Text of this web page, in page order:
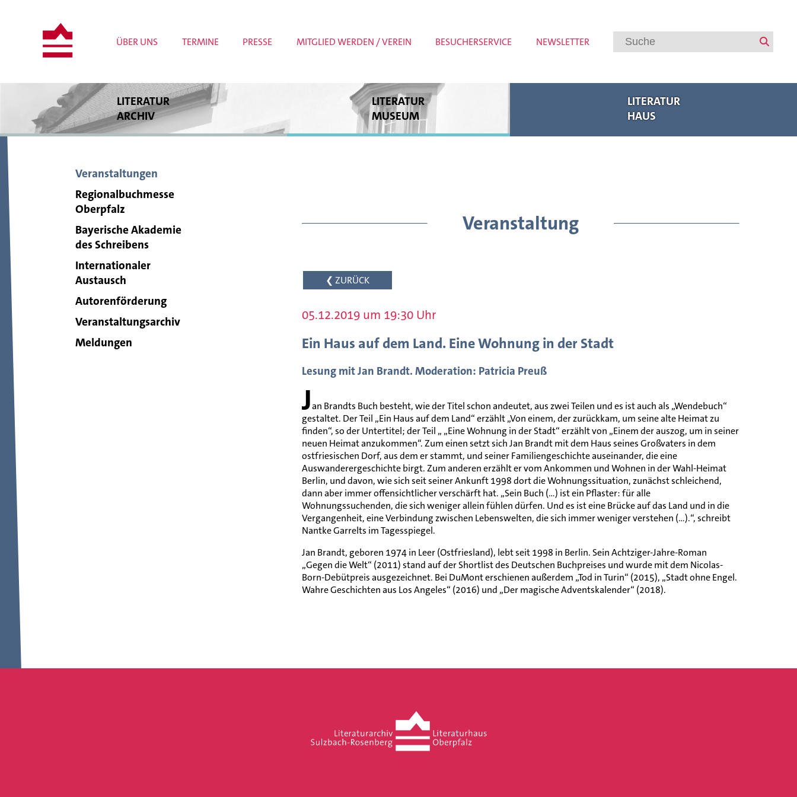
ÜBER UNS TERMINE PRESSE MITGLIED WERDEN / VEREIN BESUCHERSERVICE NEWSLETTER
LITERATUR
ARCHIV
Bestände
Archivrecherche
Publikationen
Wissenschaftliche Projekte
Tagungen und Workshops
LITERATUR
MUSEUM
Dauerausstellung
LITERATUR
HAUS
Veranstaltungen
Veranstaltungen
Regionalbuchmesse
Oberpfalz
Bayerische Akademie
des Schreibens
Internationaler
Austausch
Autorenförderung
Veranstaltungsarchiv
Meldungen
Veranstaltung
❮ ZURÜCK
05.12.2019 um 19:30 Uhr
Ein Haus auf dem Land. Eine Wohnung in der Stadt
Lesung mit Jan Brandt. Moderation: Patricia Preuß
Jan Brandts Buch besteht, wie der Titel schon andeutet, aus zwei Teilen und es ist auch als „Wendebuch“
gestaltet. Der Teil „Ein Haus auf dem Land“ erzählt „Von einem, der zurückkam, um seine alte Heimat zu
finden“, so der Untertitel; der Teil „ „Eine Wohnung in der Stadt“ erzählt von „Einem der auszog, um in seiner
neuen Heimat anzukommen“. Zum einen setzt sich Jan Brandt mit dem Haus seines Großvaters in dem
ostfriesischen Dorf, aus dem er stammt, und seiner Familiengeschichte auseinander, die eine
Auswanderergeschichte birgt. Zum anderen erzählt er vom Ankommen und Wohnen in der Wahl-Heimat
Berlin, und davon, wie sich seit seiner Ankunft 1998 dort die Wohnungssituation, zunächst schleichend,
dann aber immer offensichtlicher verschärft hat. „Sein Buch (…) ist ein Pflaster: für alle
Wohnungssuchenden, die sich weniger allein fühlen dürfen. Und es ist eine Brücke auf das Land und in die
Vergangenheit, eine Verbindung zwischen Lebenswelten, die sich immer weniger verstehen (…).“, schreibt
Nantke Garrelts im Tagesspiegel.
Jan Brandt, geboren 1974 in Leer (Ostfriesland), lebt seit 1998 in Berlin. Sein Achtziger-Jahre-Roman
„Gegen die Welt“ (2011) stand auf der Shortlist des Deutschen Buchpreises und wurde mit dem Nicolas-
Born-Debütpreis ausgezeichnet. Bei DuMont erschienen außerdem „Tod in Turin“ (2015), „Stadt ohne Engel.
Wahre Geschichten aus Los Angeles“ (2016) und „Der magische Adventskalender“ (2018).